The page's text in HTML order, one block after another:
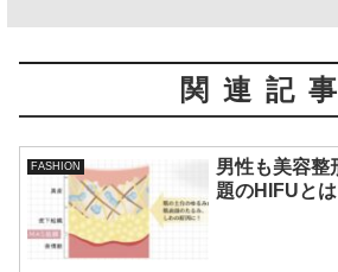
関連記事
FASHION
男性も美容整
題のHIFUとは